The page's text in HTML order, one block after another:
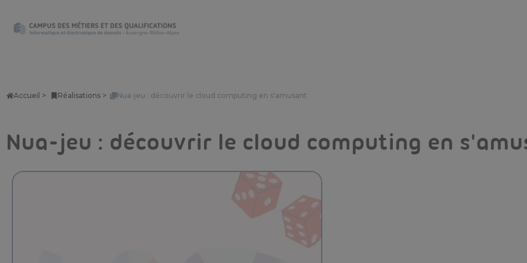
Accueil > Réalisations > Nua-jeu : découvrir le cloud computing en s'amusant
Nua-jeu : découvrir le cloud computing en